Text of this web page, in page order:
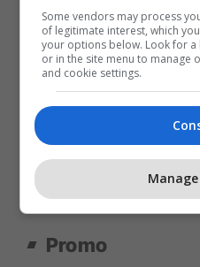
Promo
Some vendors may process
of legitimate interest, which
your options below. Look for
or in the site menu to manage
and cookie settings.